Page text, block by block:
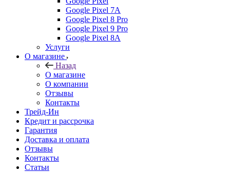
Google Pixel 7А
Google Pixel 8 Pro
Google Pixel 9 Pro
Google Pixel 8A
Услуги
О магазине
Назад
О магазине
О компании
Отзывы
Контакты
Трейд-Ин
Кредит и рассрочка
Гарантия
Доставка и оплата
Отзывы
Контакты
Статьи